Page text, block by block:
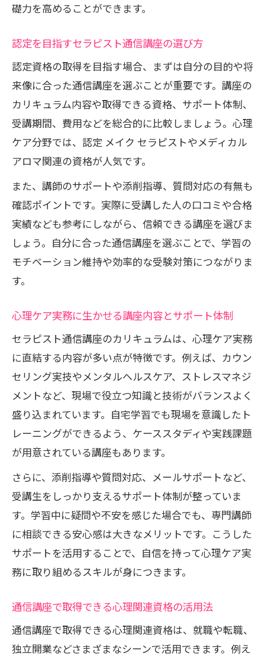
礎力を高めることができます。
認定を目指すセラピスト通信講座の選び方
認定資格の取得を目指す場合、まずは自分の目的や将
来像に合った通信講座を選ぶことが重要です。講座の
カリキュラム内容や取得できる資格、サポート体制、
受講期間、費用などを総合的に比較しましょう。心理
ケア分野では、認定 メイク セラピストやメディカル
アロマ関連の資格が人気です。
また、講師のサポートや添削指導、質問対応の有無も
確認ポイントです。実際に受講した人の口コミや合格
実績なども参考にしながら、信頼できる講座を選びま
しょう。自分に合った通信講座を選ぶことで、学習の
モチベーション維持や効率的な受験対策につながりま
す。
心理ケア実務に生かせる講座内容とサポート体制
セラピスト通信講座のカリキュラムは、心理ケア実務
に直結する内容が多い点が特徴です。例えば、カウン
セリング実技やメンタルヘルスケア、ストレスマネジ
メントなど、現場で役立つ知識と技術がバランスよく
盛り込まれています。自宅学習でも現場を意識したト
レーニングができるよう、ケーススタディや実践課題
が用意されている講座もあります。
さらに、添削指導や質問対応、メールサポートなど、
受講生をしっかり支えるサポート体制が整っていま
す。学習中に疑問や不安を感じた場合でも、専門講師
に相談できる安心感は大きなメリットです。こうした
サポートを活用することで、自信を持って心理ケア実
務に取り組めるスキルが身につきます。
通信講座で取得できる心理関連資格の活用法
通信講座で取得できる心理関連資格は、就職や転職、
独立開業などさまざまなシーンで活用できます。例え